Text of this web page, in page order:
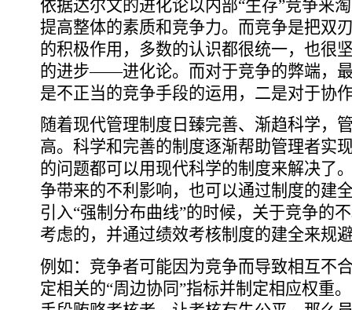
依据达尔文的进化论以内部“生存”竞争来
提高整体的素质和竞争力。而竞争是把双
的积极作用，多数的认识都很统一，也很
的进步――进化论。而对于竞争的弊端，
是不正当的竞争手段的运用，二是对于协
随着现代管理制度日臻完善、渐趋科学，
高。科学和完善的制度逐渐帮助管理者实
的问题都可以用现代科学的制度来解决了
争带来的不利影响，也可以通过制度的建
引入“强制分布曲线”的时候，关于竞争的
考虑的，并通过绩效考核制度的建全来规
例如：竞争者可能因为竞争而导致相互不
定相关的“周边协同”指标并制定相应权重